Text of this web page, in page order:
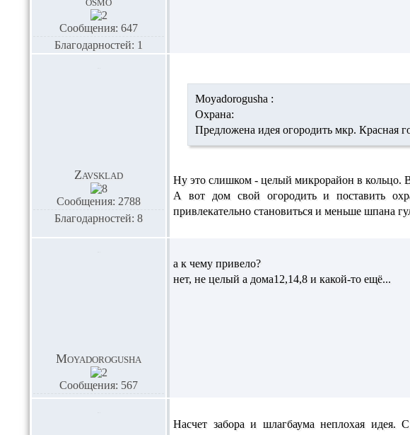
Сообщения: 647
Благодарностей: 1
Zavsklad
Сообщения: 2788
Благодарностей: 8
Moyadorogusha :
Охрана:
Предложена идея огородить мкр. Красная
Ну это слишком - целый микрорайон в кольцо.
А вот дом свой огородить и поставить
привлекательно становиться и меньше шпана
Moyadorogusha
Сообщения: 567
а к чему привело?
нет, не целый а дома12,14,8 и какой-то ещё...
Насчет забора и шлагбаума неплохая